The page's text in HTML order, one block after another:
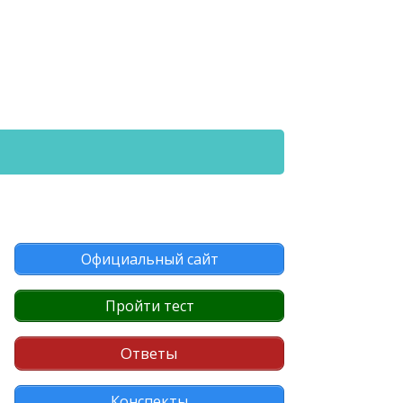
Официальный сайт
Пройти тест
Ответы